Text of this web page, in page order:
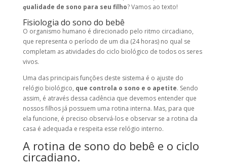
qualidade de sono para seu filho? Vamos ao texto!
Fisiologia do sono do bebê
O organismo humano é direcionado pelo ritmo circadiano,
que representa o período de um dia (24 horas) no qual se
completam as atividades do ciclo biológico de todos os seres
vivos.
Uma das principais funções deste sistema é o ajuste do
relógio biológico, que controla o sono e o apetite. Sendo
assim, é através dessa cadência que devemos entender que
nossos filhos já possuem uma rotina interna. Mas, para que
ela funcione, é preciso observá-los e observar se a rotina da
casa é adequada e respeita esse relógio interno.
A rotina de sono do bebê e o ciclo
circadiano.